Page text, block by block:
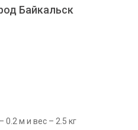
Байкальск
0.2 м и вес – 2.5 кг